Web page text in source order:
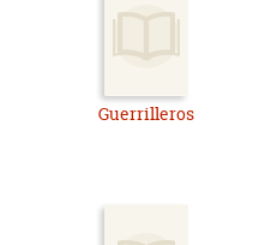
Guerrilleros